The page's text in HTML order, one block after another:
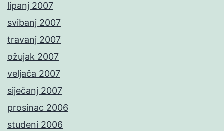
lipanj 2007
svibanj 2007
travanj 2007
ožujak 2007
veljača 2007
siječanj 2007
prosinac 2006
studeni 2006